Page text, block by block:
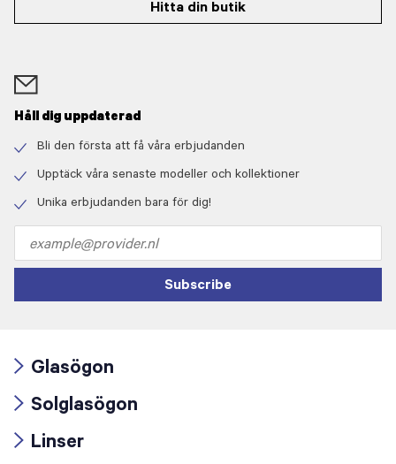
Hitta din butik
Håll dig uppdaterad
icon
Bli den första att få våra erbjudanden
icon
Upptäck våra senaste modeller och kollektioner
Unika erbjudanden bara för dig!
address
Subscribe
icon
Glasögon
icon
Solglasögon
Linser